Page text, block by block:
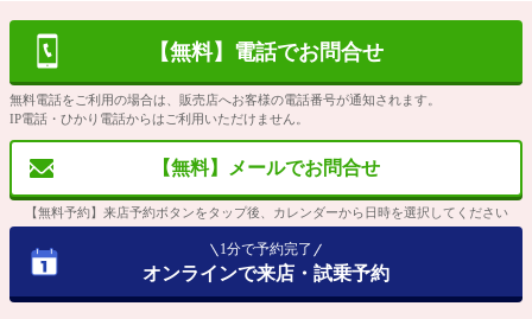
【無料】電話でお問合せ
無料電話をご利用の場合は、販売店へお客様の電話番号が通知されます。
IP電話・ひかり電話からはご利用いただけません。
【無料】メールでお問合せ
【無料予約】来店予約ボタンをタップ後、カレンダーから日時を選択してください
1分で予約完了
オンラインで来店・試乗予約